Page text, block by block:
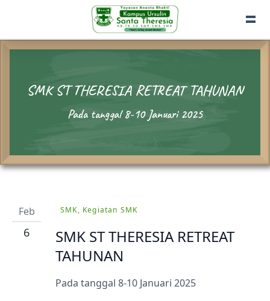
SMK ST THERESIA RETREAT TAHUNAN
Pada tanggal 8-10 Januari 2025
Feb
6
SMK, Kegiatan SMK
SMK ST THERESIA RETREAT
TAHUNAN
Pada tanggal 8-10 Januari 2025